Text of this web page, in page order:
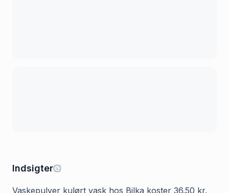
Indsigter
Vaskepulver kulørt vask hos Bilka koster 36.50 kr.